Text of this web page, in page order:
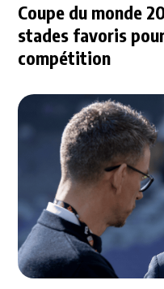
Coupe du monde
stades favoris
compétition